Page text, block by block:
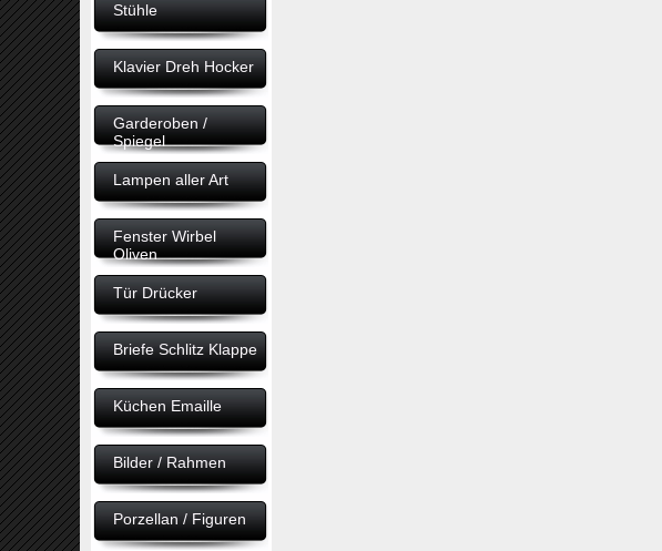
Stühle
Klavier Dreh Hocker
Garderoben /
Spiegel
Lampen aller Art
Fenster Wirbel
Oliven
Tür Drücker
Briefe Schlitz Klappe
Küchen Emaille
Bilder / Rahmen
Porzellan / Figuren